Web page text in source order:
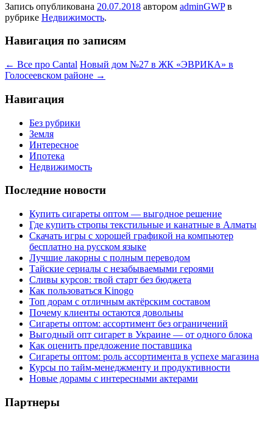
Запись опубликована 20.07.2018 автором adminGWPв
рубрике Недвижимость.
Навигация по записям
← Все про Cantal Новый дом №27 в ЖК «ЭВРИКА» в
Голосеевском районе →
Навигация
Без рубрики
Земля
Интересное
Ипотека
Недвижимость
Последние новости
Купить сигареты оптом — выгодное решение
Где купить стропы текстильные и канатные в Алматы
Скачать игры с хорошей графикой на компьютер
бесплатно на русском языке
Лучшие лакорны с полным переводом
Тайские сериалы с незабываемыми героями
Сливы курсов: твой старт без бюджета
Как пользоваться Kinogo
Топ дорам с отличным актёрским составом
Почему клиенты остаются довольны
Сигареты оптом: ассортимент без ограничений
Выгодный опт сигарет в Украине — от одного блока
Как оценить предложение поставщика
Сигареты оптом: роль ассортимента в успехе магазина
Курсы по тайм-менеджменту и продуктивности
Новые дорамы с интересными актерами
Партнеры